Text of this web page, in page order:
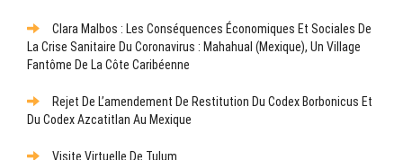
Clara Malbos : Les Conséquences Économiques Et Sociales De
La Crise Sanitaire Du Coronavirus : Mahahual (Mexique), Un Village
Fantôme De La Côte Caribéenne
Rejet De L’amendement De Restitution Du Codex Borbonicus Et
Du Codex Azcatitlan Au Mexique
Visite Virtuelle De Tulum